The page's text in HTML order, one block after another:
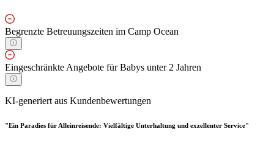
Begrenzte Betreuungszeiten im Camp Ocean
Eingeschränkte Angebote für Babys unter 2 Jahren
KI-generiert aus Kundenbewertungen
"Ein Paradies für Alleinreisende: Vielfältige Unterhaltung und exzellenter Service"